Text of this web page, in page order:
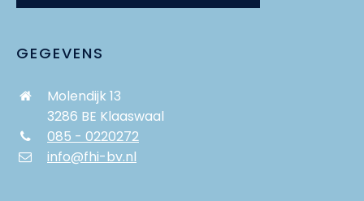
GEGEVENS
Molendijk 13
3286 BE Klaaswaal
085 - 0220272
info@fhi-bv.nl